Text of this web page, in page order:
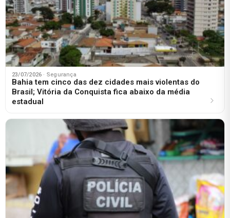
23/07/2026 · Segurança
Bahia tem cinco das dez cidades mais violentas do
Brasil; Vitória da Conquista fica abaixo da média
estadual